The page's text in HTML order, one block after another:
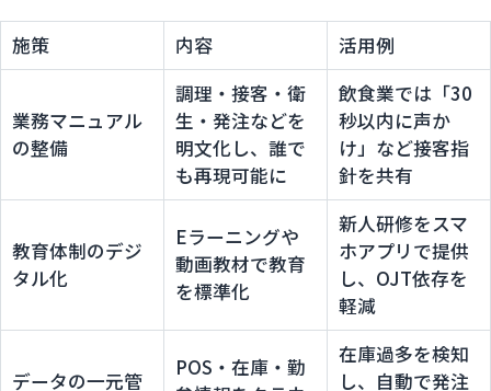
施策 内容 活用例
業務マニュアル
の整備
調理・接客・衛
生・発注などを
明文化し、誰で
も再現可能に
飲食業では「30
秒以内に声か
け」など接客指
針を共有
教育体制のデジ
タル化
Eラーニングや
動画教材で教育
を標準化
新人研修をスマ
ホアプリで提供
し、OJT依存を
軽減
データの一元管
POS・在庫・勤
在庫過多を検知
し、自動で発注